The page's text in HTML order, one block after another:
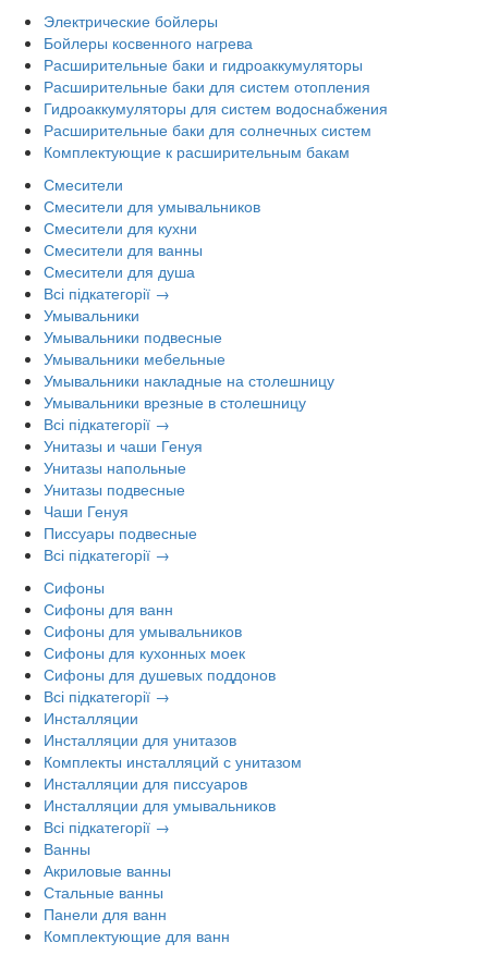
Электрические бойлеры
Бойлеры косвенного нагрева
Расширительные баки и гидроаккумуляторы
Расширительные баки для систем отопления
Гидроаккумуляторы для систем водоснабжения
Расширительные баки для солнечных систем
Комплектующие к расширительным бакам
Смесители
Смесители для умывальников
Смесители для кухни
Смесители для ванны
Смесители для душа
Всі підкатегорії →
Умывальники
Умывальники подвесные
Умывальники мебельные
Умывальники накладные на столешницу
Умывальники врезные в столешницу
Всі підкатегорії →
Унитазы и чаши Генуя
Унитазы напольные
Унитазы подвесные
Чаши Генуя
Писсуары подвесные
Всі підкатегорії →
Сифоны
Сифоны для ванн
Сифоны для умывальников
Сифоны для кухонных моек
Сифоны для душевых поддонов
Всі підкатегорії →
Инсталляции
Инсталляции для унитазов
Комплекты инсталляций с унитазом
Инсталляции для писсуаров
Инсталляции для умывальников
Всі підкатегорії →
Ванны
Акриловые ванны
Стальные ванны
Панели для ванн
Комплектующие для ванн